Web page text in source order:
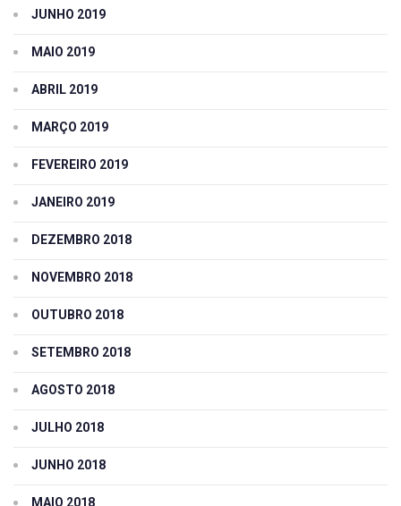
JUNHO 2019
MAIO 2019
ABRIL 2019
MARÇO 2019
FEVEREIRO 2019
JANEIRO 2019
DEZEMBRO 2018
NOVEMBRO 2018
OUTUBRO 2018
SETEMBRO 2018
AGOSTO 2018
JULHO 2018
JUNHO 2018
MAIO 2018